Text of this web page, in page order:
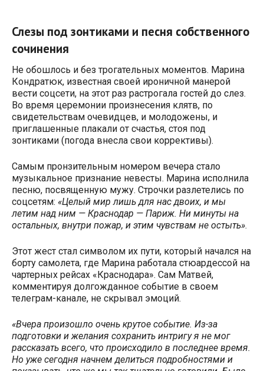
Слезы под зонтиками и песня собственного
сочинения
Не обошлось и без трогательных моментов. Марина
Кондратюк, известная своей ироничной манерой
вести соцсети, на этот раз растрогала гостей до слез.
Во время церемонии произнесения клятв, по
свидетельствам очевидцев, и молодожены, и
приглашенные плакали от счастья, стоя под
зонтиками (погода внесла свои коррективы).
Самым пронзительным номером вечера стало
музыкальное признание невесты. Марина исполнила
песню, посвященную мужу. Строчки разлетелись по
соцсетям: «Целый мир лишь для нас двоих, и мы
летим над ним — Краснодар — Париж. Ни минуты на
остальных, внутри пожар, и этим чувствам не остыть».
Этот жест стал символом их пути, который начался на
борту самолета, где Марина работала стюардессой на
чартерных рейсах «Краснодара». Сам Матвей,
комментируя долгожданное событие в своем
телеграм-канале, не скрывал эмоций.
«Вчера произошло очень крутое событие. Из-за
подготовки и желания сохранить интригу я не мог
рассказать всего, что происходило в последнее время.
Но уже сегодня начнем делиться подробностями и